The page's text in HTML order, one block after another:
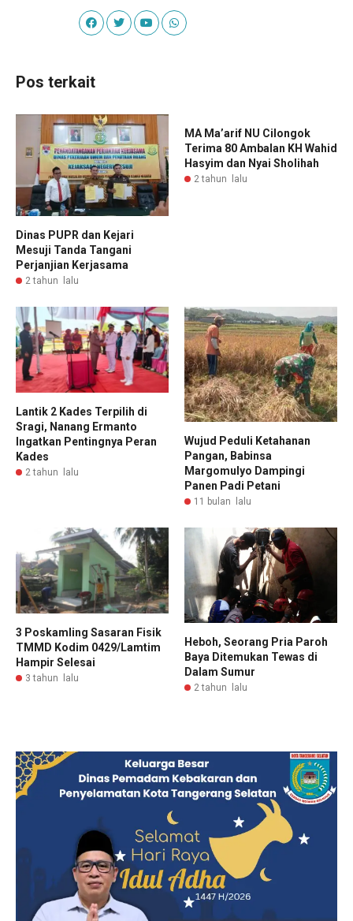
Pos terkait
Dinas PUPR dan Kejari
Mesuji Tanda Tangani
Perjanjian Kerjasama
2 tahun lalu
MA Ma’arif NU Cilongok
Terima 80 Ambalan KH Wahid
Hasyim dan Nyai Sholihah
2 tahun lalu
Lantik 2 Kades Terpilih di
Sragi, Nanang Ermanto
Ingatkan Pentingnya Peran
Kades
2 tahun lalu
Wujud Peduli Ketahanan
Pangan, Babinsa
Margomulyo Dampingi
Panen Padi Petani
11 bulan lalu
3 Poskamling Sasaran Fisik
TMMD Kodim 0429/Lamtim
Hampir Selesai
3 tahun lalu
Heboh, Seorang Pria Paroh
Baya Ditemukan Tewas di
Dalam Sumur
2 tahun lalu